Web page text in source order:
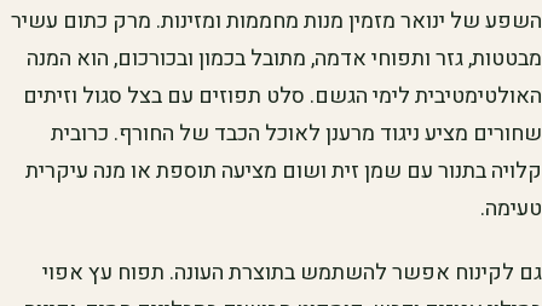
השפע של ינואר מזמין מנות מחממות ומזינות. מרק כתום עשיר
מבטטות, גזר ותפוחי אדמה, מתובל בכמון ובכורכום, הוא המנה
האולטימטיבית לימי הגשם. סלט תפוזים עם בצל סגול וזיתים
שחורים מציע ניגוד מרענן לאוכל הכבד של החורף. כרובית
קלויה בתנור עם שמן זית ושום מציעה תוספת או מנה עיקרית
טעימה.
גם לקינוח אפשר להשתמש בתוצרת העונה. תפוח עץ אפוי